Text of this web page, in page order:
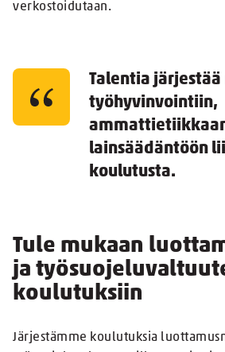
verkostoidutaan.
Talentia järjestää
työhyvinvointiin,
lainsäädäntöön
koulutusta.
Tule mukaan
ja
koulutuksiin
Järjestämme koulutuksia